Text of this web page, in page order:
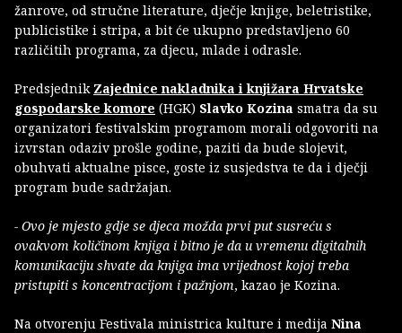
žanrove, od stručne literature, dječje knjige, beletristike,
publicistike i stripa, a bit će ukupno predstavljeno 60
različitih programa, za djecu, mlade i odrasle.
Predsjednik Zajednice nakladnika i knjižara Hrvatske
gospodarske komore (HGK) Slavko Kozina smatra da su
organizatori festivalskim programom morali odgovoriti na
izvrstan odaziv prošle godine, paziti da bude slojevit,
obuhvati aktualne pisce, goste iz susjedstva te da i dječji
program bude sadržajan.
- Ovo je mjesto gdje se djeca možda prvi put susreću s
ovakvom količinom knjiga i bitno je da u vremenu digitalnih
komunikaciju shvate da knjiga ima vrijednost kojoj treba
pristupiti s koncentracijom i pažnjom, kazao je Kozina.
Na otvorenju Festivala ministrica kulture i medija Nina